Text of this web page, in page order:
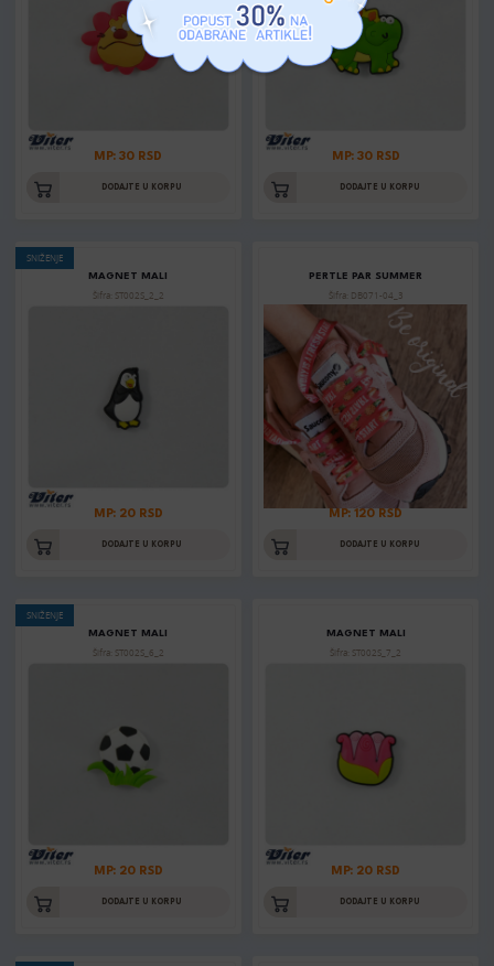
MP: 30 RSD
DODAJTE U KORPU
MP: 30 RSD
DODAJTE U KORPU
SNIŽENJE
MAGNET MALI
Šifra: ST002S_2_2
MP: 20 RSD
DODAJTE U KORPU
PERTLE PAR SUMMER
Šifra: DB071-04_3
MP: 120 RSD
DODAJTE U KORPU
SNIŽENJE
MAGNET MALI
Šifra: ST002S_6_2
MP: 20 RSD
DODAJTE U KORPU
MAGNET MALI
Šifra: ST002S_7_2
MP: 20 RSD
DODAJTE U KORPU